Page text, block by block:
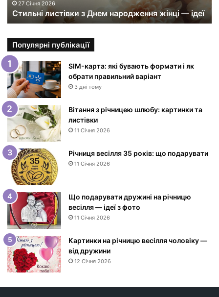
т
к
и
з
Д
н
е
м
а
р
о
ж
е
н
н
я
ж
і
н
ц
і
27 Січня 2026
Стильні листівки з Днем народження жінці — ідеї
Популярні публікації
SIM-карта: які бувають формати і як
обрати правильний варіант
3 дні тому
Вітання з річницею шлюбу: картинки та
листівки
11 Січня 2026
Річниця весілля 35 років: що подарувати
11 Січня 2026
Що подарувати дружині на річницю
весілля — ідеї з фото
11 Січня 2026
Картинки на річницю весілля чоловіку —
від дружини
12 Січня 2026